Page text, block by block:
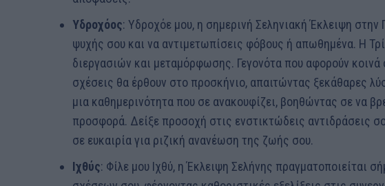
Υδροχόος: Υδροχόε μου, η σημερινή Σεληνιακή Έκλειψη
ψυχής σου και να αντιμετωπίσεις φόβους ή απωθημένα. Η
διεργασιών και μεταμόρφωσης. Γεγονότα που αφορούν κοινά
σχέσεις θα έρθουν στο προσκήνιο, απαιτώντας ξεκάθαρες
μια καθημερινότητα που σε ανακουφίζει, βοηθώντας σε να
προσφορά. Δείξε προσοχή στις ενστικτώδεις αντιδράσεις
σε ευκαιρία για ριζική ανανέωση της ζωής σου.
Ιχθύς: Φίλε μου Ιχθύ, η Έκλειψη Σελήνης πραγματοποιείται